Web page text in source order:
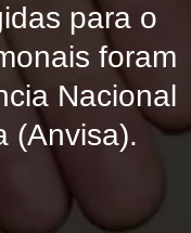
para o
foram
Nacional
(Anvisa).